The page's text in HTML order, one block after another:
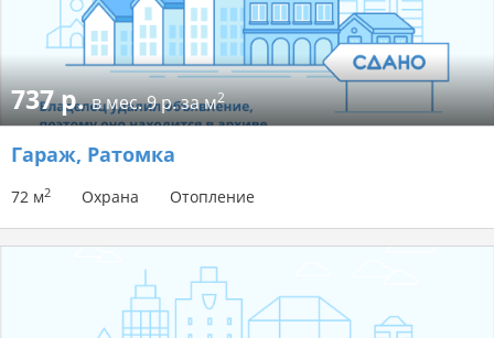
737 р.в мес.9 р. за м2
Гараж, Ратомка
72 м2 Охрана Отопление